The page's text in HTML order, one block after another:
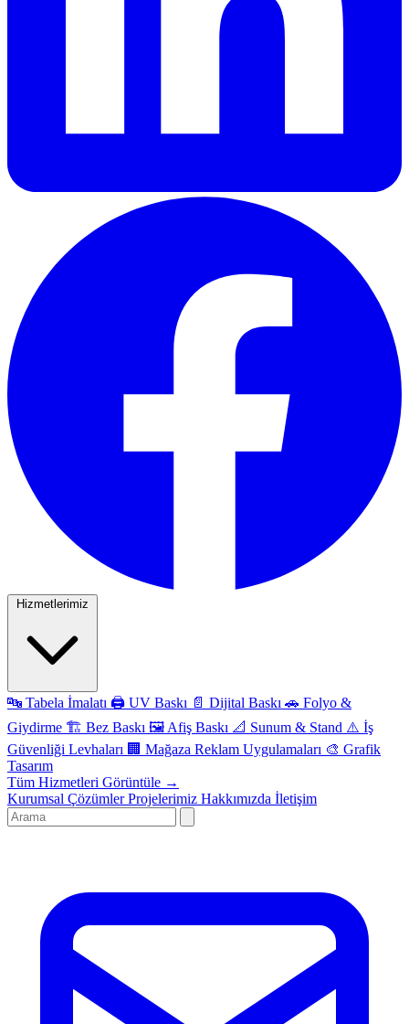
🔤 Tabela İmalatı 🖨️ UV Baskı 📄 Dijital Baskı 🚗 Folyo &
Giydirme 🏗️ Bez Baskı 🖼️ Afiş Baskı 📐 Sunum & Stand ⚠️ İş
Güvenliği Levhaları 🏢 Mağaza Reklam Uygulamaları 🎨 Grafik
Tasarım
Tüm Hizmetleri Görüntüle →
Kurumsal ÇözümlerProjelerimiz Hakkımızda İletişim